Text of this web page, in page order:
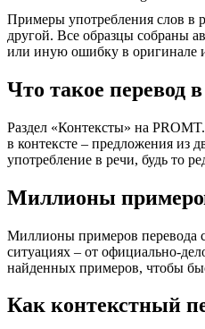
Примеры употребления слов в
другой. Все образцы собраны
или иную ошибку в оригинале
Что такое перевод
Раздел «Контексты» на
в контексте – предложения из
употребление в речи, будь то
Миллионы
Миллионы примеров перевода
ситуациях – от официально-
найденных примеров, чтобы
Как контекстный